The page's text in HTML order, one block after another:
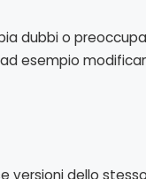
dubbi o
esempio